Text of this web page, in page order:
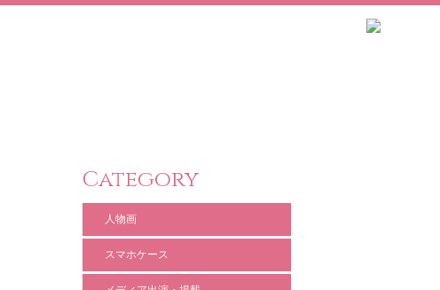
Category
人物画
スマホケース